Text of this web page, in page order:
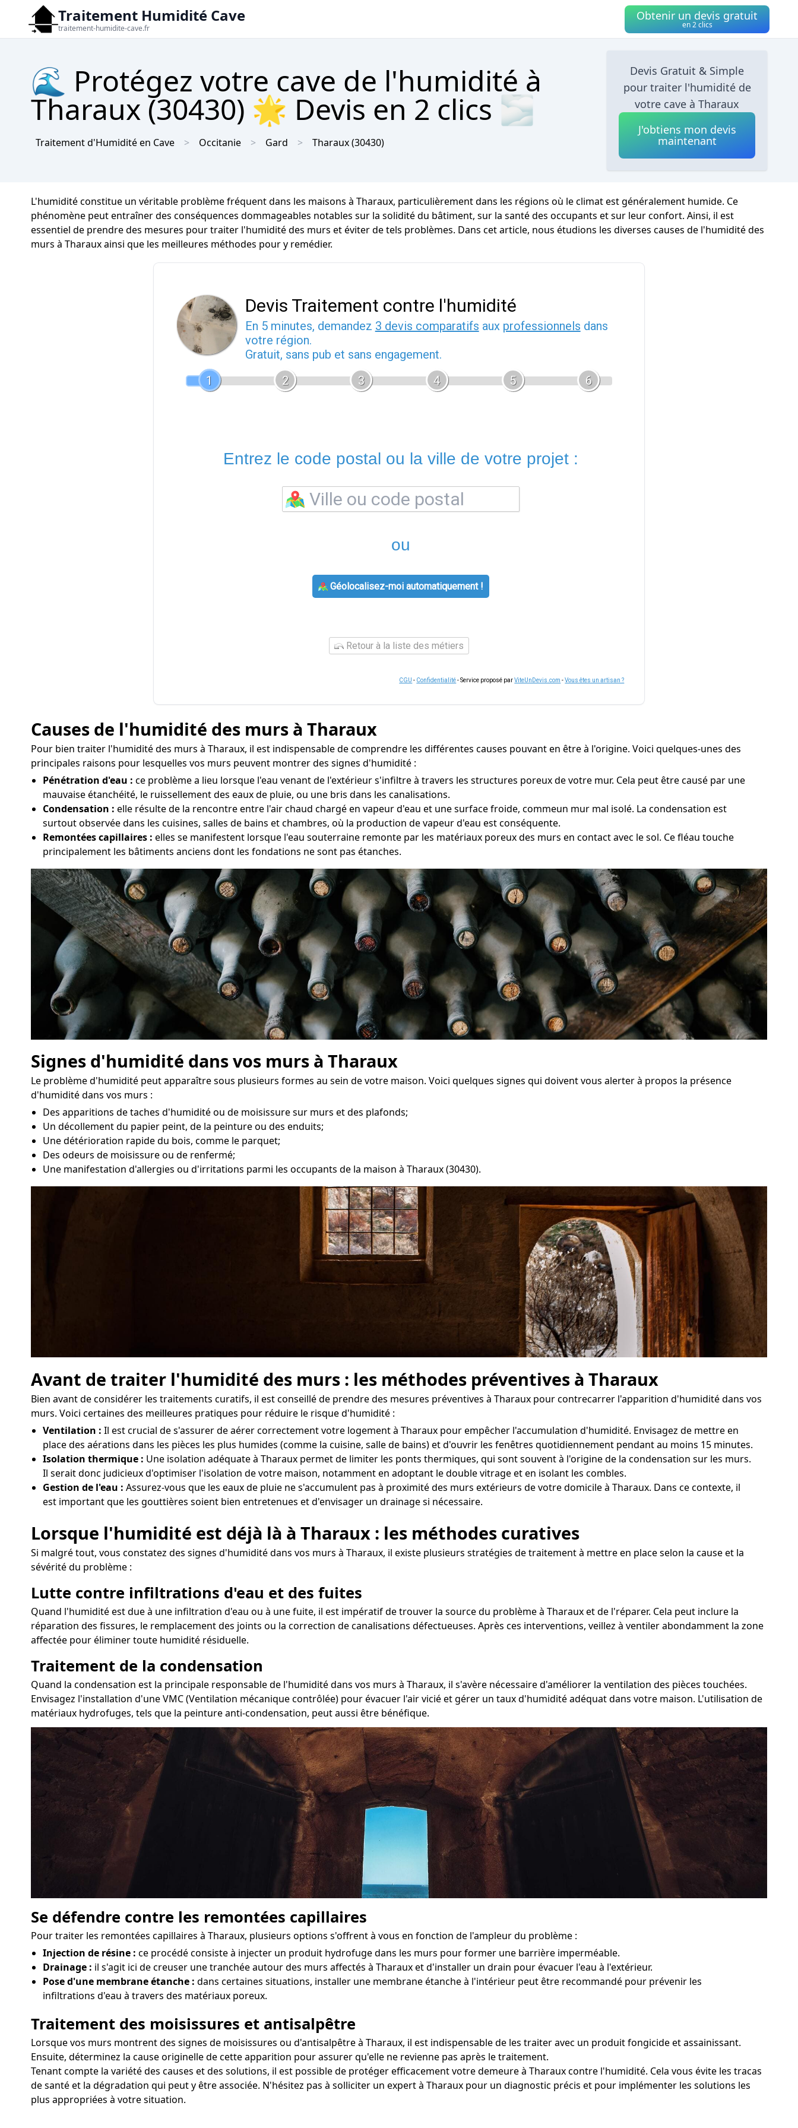
Traitement Humidité Cave
traitement-humidite-cave.fr
Obtenir un devis gratuit
en 2 clics
🌊 Protégez votre cave de l'humidité à
Tharaux (30430) 🌟 Devis en 2 clics 🌫
Traitement d'Humidité en Cave Occitanie Gard Tharaux(30430)
Devis Gratuit & Simple
pour traiter l'humidité de
votre cave à Tharaux
J'obtiens mon devis
maintenant
L'humidité constitue un véritable problème fréquent dans les maisons à Tharaux, particulièrement dans les régions où le climat est généralement humide. Ce
phénomène peut entraîner des conséquences dommageables notables sur la solidité du bâtiment, sur la santé des occupants et sur leur confort. Ainsi, il est
essentiel de prendre des mesures pour traiter l'humidité des murs et éviter de tels problèmes. Dans cet article, nous étudions les diverses causes de l'humidité des
murs à Tharaux ainsi que les meilleures méthodes pour y remédier.
Devis Traitement contre l'humidité
En 5 minutes, demandez 3 devis comparatifs aux professionnels dans
votre région.
Gratuit, sans pub et sans engagement.
1
2 3 4 5 6
Entrez le code postal ou la ville de votre projet :
ou
Géolocalisez-moi automatiquement !
Retour à la liste des métiers
CGU - Confidentialité- Service proposé parViteUnDevis.com -Vous êtes un artisan ?
Causes de l'humidité des murs à Tharaux
Pour bien traiter l'humidité des murs à Tharaux, il est indispensable de comprendre les différentes causes pouvant en être à l'origine. Voici quelques-unes des
principales raisons pour lesquelles vos murs peuvent montrer des signes d'humidité :
Pénétration d'eau : ce problème a lieu lorsque l'eau venant de l'extérieur s'infiltre à travers les structures poreux de votre mur. Cela peut être causé par une
mauvaise étanchéité, le ruissellement des eaux de pluie, ou une bris dans les canalisations.
Condensation : elle résulte de la rencontre entre l'air chaud chargé en vapeur d'eau et une surface froide, commeun mur mal isolé. La condensation est
surtout observée dans les cuisines, salles de bains et chambres, où la production de vapeur d'eau est conséquente.
Remontées capillaires : elles se manifestent lorsque l'eau souterraine remonte par les matériaux poreux des murs en contact avec le sol. Ce fléau touche
principalement les bâtiments anciens dont les fondations ne sont pas étanches.
Signes d'humidité dans vos murs à Tharaux
Le problème d'humidité peut apparaître sous plusieurs formes au sein de votre maison. Voici quelques signes qui doivent vous alerter à propos la présence
d'humidité dans vos murs :
Des apparitions de taches d'humidité ou de moisissure sur murs et des plafonds;
Un décollement du papier peint, de la peinture ou des enduits;
Une détérioration rapide du bois, comme le parquet;
Des odeurs de moisissure ou de renfermé;
Une manifestation d'allergies ou d'irritations parmi les occupants de la maison à Tharaux (30430).
Avant de traiter l'humidité des murs : les méthodes préventives à Tharaux
Bien avant de considérer les traitements curatifs, il est conseillé de prendre des mesures préventives à Tharaux pour contrecarrer l'apparition d'humidité dans vos
murs. Voici certaines des meilleures pratiques pour réduire le risque d'humidité :
Ventilation : Il est crucial de s'assurer de aérer correctement votre logement à Tharaux pour empêcher l'accumulation d'humidité. Envisagez de mettre en
place des aérations dans les pièces les plus humides (comme la cuisine, salle de bains) et d'ouvrir les fenêtres quotidiennement pendant au moins 15 minutes.
Isolation thermique : Une isolation adéquate à Tharaux permet de limiter les ponts thermiques, qui sont souvent à l'origine de la condensation sur les murs.
Il serait donc judicieux d'optimiser l'isolation de votre maison, notamment en adoptant le double vitrage et en isolant les combles.
Gestion de l'eau : Assurez-vous que les eaux de pluie ne s'accumulent pas à proximité des murs extérieurs de votre domicile à Tharaux. Dans ce contexte, il
est important que les gouttières soient bien entretenues et d'envisager un drainage si nécessaire.
Lorsque l'humidité est déjà là à Tharaux : les méthodes curatives
Si malgré tout, vous constatez des signes d'humidité dans vos murs à Tharaux, il existe plusieurs stratégies de traitement à mettre en place selon la cause et la
sévérité du problème :
Lutte contre infiltrations d'eau et des fuites
Quand l'humidité est due à une infiltration d'eau ou à une fuite, il est impératif de trouver la source du problème à Tharaux et de l'réparer. Cela peut inclure la
réparation des fissures, le remplacement des joints ou la correction de canalisations défectueuses. Après ces interventions, veillez à ventiler abondamment la zone
affectée pour éliminer toute humidité résiduelle.
Traitement de la condensation
Quand la condensation est la principale responsable de l'humidité dans vos murs à Tharaux, il s'avère nécessaire d'améliorer la ventilation des pièces touchées.
Envisagez l'installation d'une VMC (Ventilation mécanique contrôlée) pour évacuer l'air vicié et gérer un taux d'humidité adéquat dans votre maison. L'utilisation de
matériaux hydrofuges, tels que la peinture anti-condensation, peut aussi être bénéfique.
Se défendre contre les remontées capillaires
Pour traiter les remontées capillaires à Tharaux, plusieurs options s'offrent à vous en fonction de l'ampleur du problème :
Injection de résine : ce procédé consiste à injecter un produit hydrofuge dans les murs pour former une barrière imperméable.
Drainage : il s'agit ici de creuser une tranchée autour des murs affectés à Tharaux et d'installer un drain pour évacuer l'eau à l'extérieur.
Pose d'une membrane étanche : dans certaines situations, installer une membrane étanche à l'intérieur peut être recommandé pour prévenir les
infiltrations d'eau à travers des matériaux poreux.
Traitement des moisissures et antisalpêtre
Lorsque vos murs montrent des signes de moisissures ou d'antisalpêtre à Tharaux, il est indispensable de les traiter avec un produit fongicide et assainissant.
Ensuite, déterminez la cause originelle de cette apparition pour assurer qu'elle ne revienne pas après le traitement.
Tenant compte la variété des causes et des solutions, il est possible de protéger efficacement votre demeure à Tharaux contre l'humidité. Cela vous évite les tracas
de santé et la dégradation qui peut y être associée. N'hésitez pas à solliciter un expert à Tharaux pour un diagnostic précis et pour implémenter les solutions les
plus appropriées à votre situation.